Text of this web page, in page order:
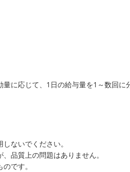
に応じて、1日の給与量を1～数回に
ないでください。
品質上の問題はありません。
です。